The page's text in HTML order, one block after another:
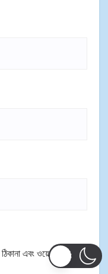
এবং ওয়েব ঠিকানা এই